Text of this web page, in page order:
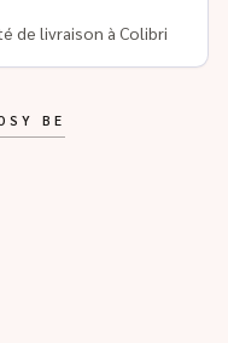
de livraison à Colibri
BE